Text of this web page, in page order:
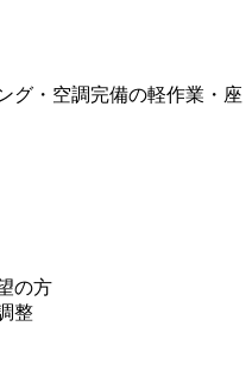
グ・空調完備の軽作業・座
の方
整